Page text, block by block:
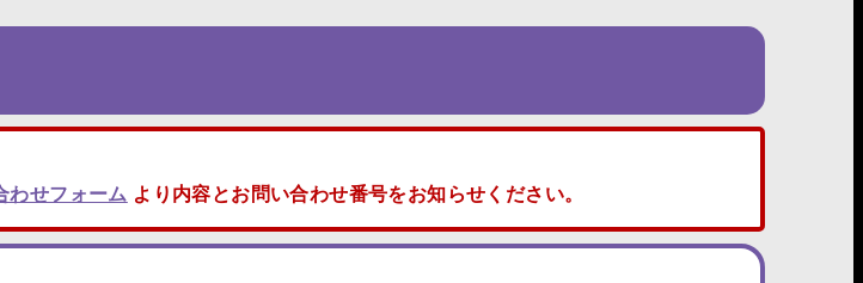
わせフォーム より内容とお問い合わせ番号をお知らせください。